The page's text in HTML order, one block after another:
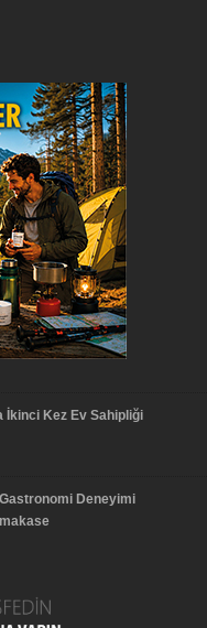
İkinci Kez Ev Sahipliği
Deneyimi